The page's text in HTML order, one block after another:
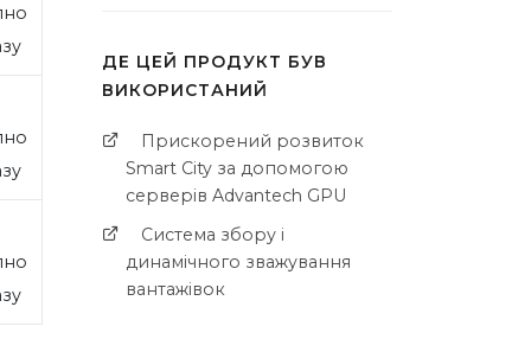
ДЕ ЦЕЙ ПРОДУКТ БУВ
ВИКОРИСТАНИЙ
Прискорений розвиток
Smart City за допомогою
серверів Advantech GPU
Система збору і
динамічного зважування
вантажівок